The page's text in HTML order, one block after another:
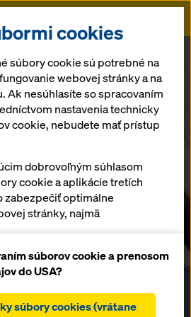
univerzálnosť
domov až po
si
debnenie
na našom e-shope
Fotografie: Adobe Stock
cookies
súbory cookie sú potrebné na
webovej stránky a na
Ak nesúhlasíte so spracovaním
nastavenia technicky
cookie, nebudete mať prístup
dobrovoľným súhlasom
cookie a aplikácie tretích
zabezpečiť optimálne
stránky, najmä
štatistické súbory cookie),
procesu nákupu pri používaní
cookie),
súborov cookie a prenosom
do USA?
súbory cookies (vrátane